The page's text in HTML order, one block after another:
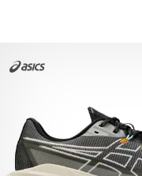
37 37½ 38 39 39½ 40 40½